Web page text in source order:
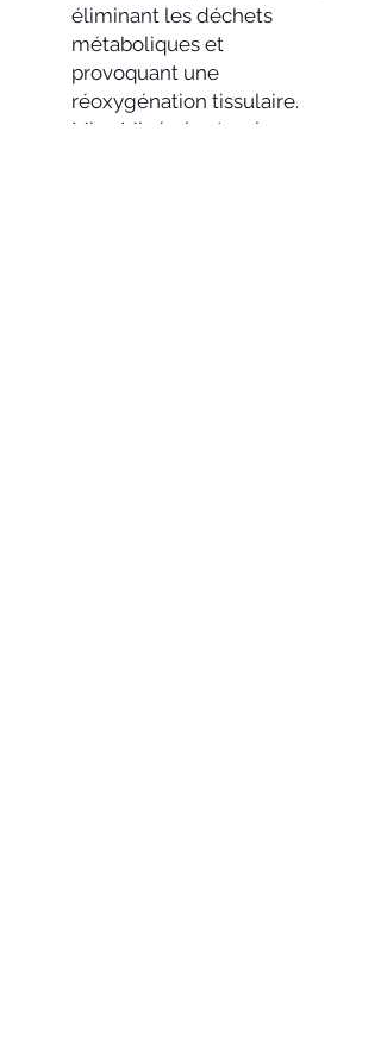
éliminant les déchets
métaboliques et
provoquant une
réoxygénation tissulaire.
Mica Minéral naturel: